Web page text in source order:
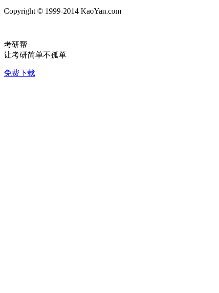
Copyright © 1999-2014 KaoYan.com
考研帮
让考研简单不孤单
免费下载